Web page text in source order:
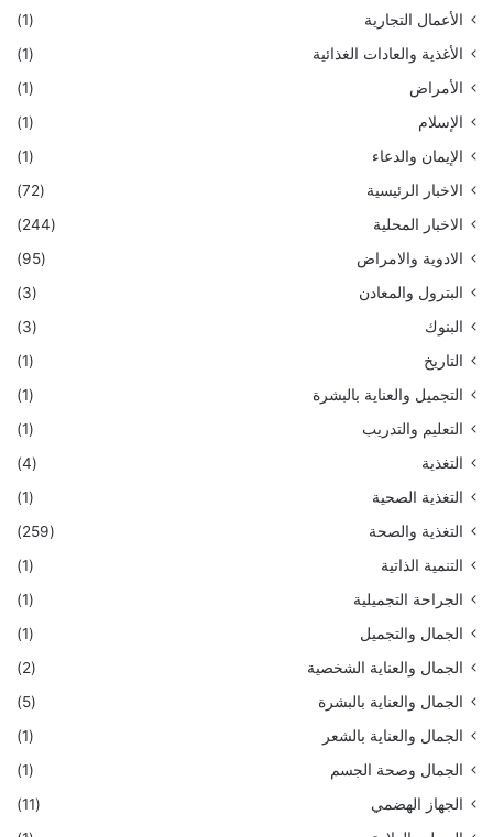
الأعمال التجارية
(1)
الأغذية والعادات الغذائية
(1)
الأمراض
(1)
الإسلام
(1)
الإيمان والدعاء
(1)
الاخبار الرئيسية
(72)
الاخبار المحلية
(244)
الادوية والامراض
(95)
البترول والمعادن
(3)
البنوك
(3)
التاريخ
(1)
التجميل والعناية بالبشرة
(1)
التعليم والتدريب
(1)
التغذية
(4)
التغذية الصحية
(1)
التغذية والصحة
(259)
التنمية الذاتية
(1)
الجراحة التجميلية
(1)
الجمال والتجميل
(1)
الجمال والعناية الشخصية
(2)
الجمال والعناية بالبشرة
(5)
الجمال والعناية بالشعر
(1)
الجمال وصحة الجسم
(1)
الجهاز الهضمي
(11)